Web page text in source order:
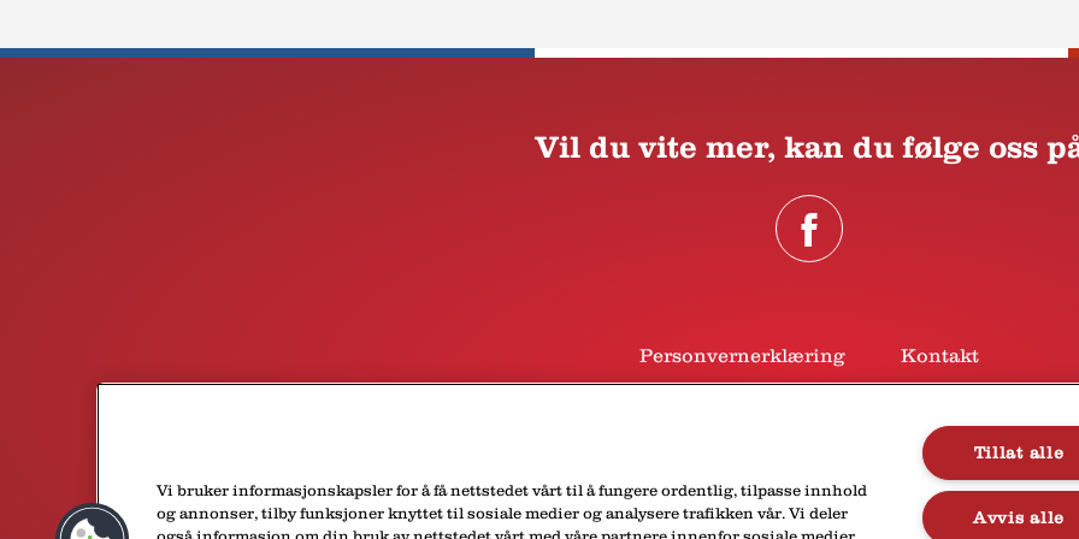
Vil du vite mer, kan du følge oss
Personvernerklæring Kontakt
Vi bruker informasjonskapsler for å få nettstedet vårt til å fungere ordentlig, tilpasse innhold
og annonser, tilby funksjoner knyttet til sosiale medier og analysere trafikken vår. Vi deler
Tillat alle
Avvis alle